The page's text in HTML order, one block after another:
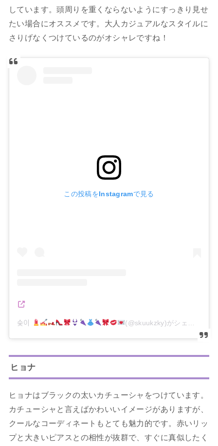
しています。頭周りを重くならないようにすっきり見せ
たい場合にオススメです。大人カジュアルなスタイルに
さりげなくつけているのがオシャレですね！
この投稿をInstagramで見る
숮이 (@skuukzky)がシェアした投稿
ヒョナ
ヒョナはブラックの太いカチューシャをつけています。
カチューシャと言えばかわいいイメージがありますが、
クールなコーディネートもとても魅力的です。赤いリッ
プと大きいピアスとの相性が抜群で、すぐに真似したく